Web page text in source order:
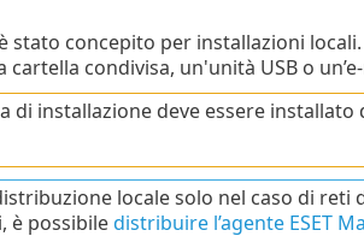
concepito per installazioni
condivisa, un'unità USB o
di installazione deve essere
locale solo nel caso di
è possibiledistribuire l’agente ESET